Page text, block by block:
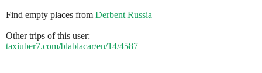
Find empty places from Derbent Russia
Other trips of this user:
taxiuber7.com/blablacar/en/14/4587